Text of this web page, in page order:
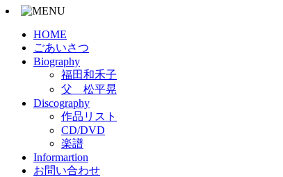
HOME
ごあいさつ
Biography
福田和禾子
父 松平晃
Discography
作品リスト
CD/DVD
楽譜
Informartion
お問い合わせ